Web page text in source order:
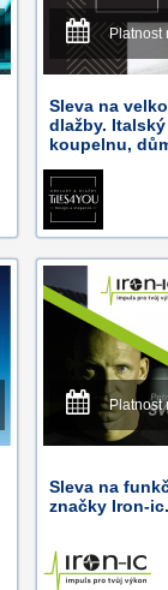
Platnost
Sleva na
dlažby.
koupelnu,
Platnost
Sleva na
značky Iron-ic.